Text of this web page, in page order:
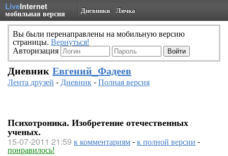
LiveInternet
мобильная версия Дневники Личка
Вы были перенаправлены на мобильную версию
страницы. Вернуться!
Авторизация
Дневник Евгений_Фадеев
Лента друзей -Дневник-Полная версия
Психотроника. Изобретение отечественных
ученых.
15-07-2011 21:59 к комментариям-к полной версии -
понравилось!